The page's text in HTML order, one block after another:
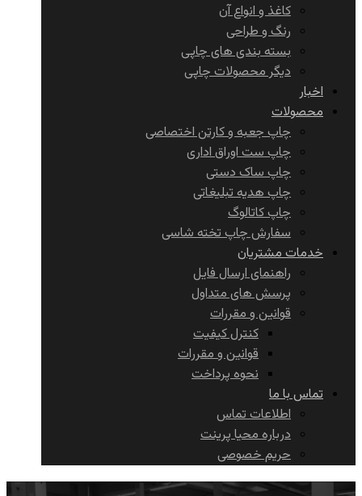
کاغذ و انواع آن
رنگ و طراحی
بسته بندی های چاپی
دیگر محصولات چاپی
اخبار
محصولات
چاپ جعبه و کارتن اختصاصی
چاپ ست اوراق اداری
چاپ ساک دستی
چاپ هدیه تبلیغاتی
چاپ کاتالوگ
سفارش چاپ تخته شاسی
خدمات مشتریان
راهنمای ارسال فایل
پرسش های متداول
قوانین و مقررات
کنترل کیفیت
قوانین و مقررات
نحوه پرداخت
تماس با ما
اطلاعات تماس
درباره محیا پرینت
حریم خصوصی